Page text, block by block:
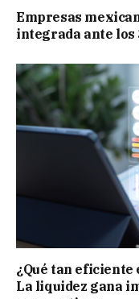
Empresas
integrada ante
¿Qué tan eficiente
La liquidez gana